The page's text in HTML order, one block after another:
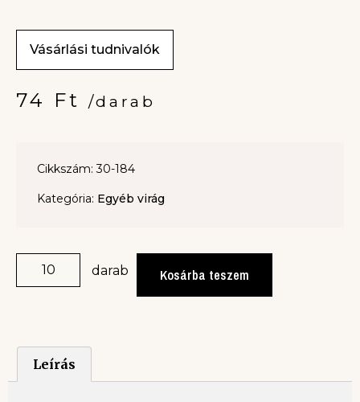
Vásárlási tudnivalók
74 Ft /darab
Cikkszám: 30-184
Kategória: Egyéb virág
darab Kosárba teszem
Leírás